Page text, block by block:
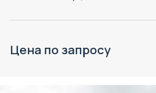
Цена по запросу